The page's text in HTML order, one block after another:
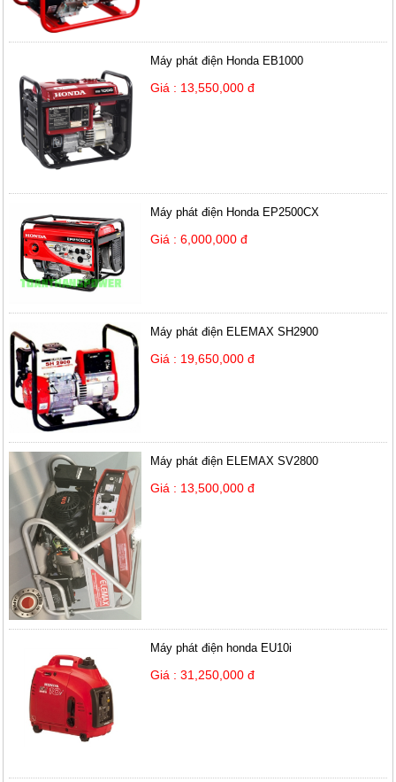
Máy phát điện Honda EB1000
Giá : 13,550,000 đ
Máy phát điện Honda EP2500CX
Giá : 6,000,000 đ
Máy phát điện ELEMAX SH2900
Giá : 19,650,000 đ
Máy phát điện ELEMAX SV2800
Giá : 13,500,000 đ
Máy phát điện honda EU10i
Giá : 31,250,000 đ